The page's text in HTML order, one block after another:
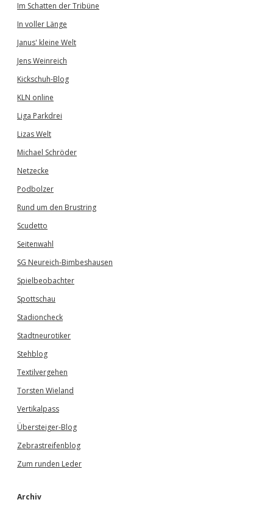
Im Schatten der Tribüne
In voller Länge
Janus' kleine Welt
Jens Weinreich
Kickschuh-Blog
KLN online
Liga Parkdrei
Lizas Welt
Michael Schröder
Netzecke
Podbolzer
Rund um den Brustring
Scudetto
Seitenwahl
SG Neureich-Bimbeshausen
Spielbeobachter
Spottschau
Stadioncheck
Stadtneurotiker
Stehblog
Textilvergehen
Torsten Wieland
Vertikalpass
Übersteiger-Blog
Zebrastreifenblog
Zum runden Leder
Archiv